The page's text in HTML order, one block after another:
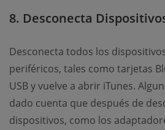
8. Desconecta
Desconecta todos los
periféricos, tales como tarjetas
USB y vuelve a abrir iTunes.
dado cuenta que después de
dispositivos, como los